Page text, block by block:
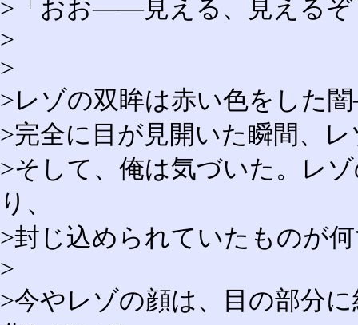
>「おお――見える、見えるぞ
>
>
>レゾの双眸は赤い色をした
>完全に目が見開いた瞬間、
>そして、俺は気づいた。レ
り、
>封じ込められていたものが
>
>今やレゾの顔は、目の部分